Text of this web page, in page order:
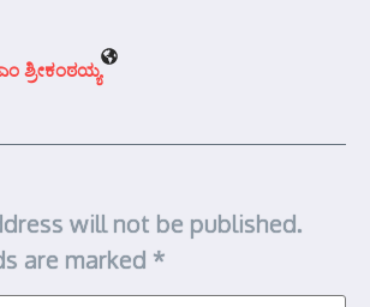
ಶ್ರೀಕಂಠಯ್ಯ
will not be published.
are marked *